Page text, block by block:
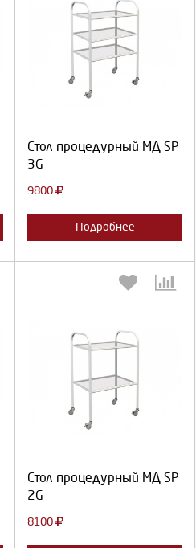
Стол процедурный МД SP
3G
9800
Подробнее
Выберите количество:
Стол процедурный МД SP
2G
8100
Выберите количество: